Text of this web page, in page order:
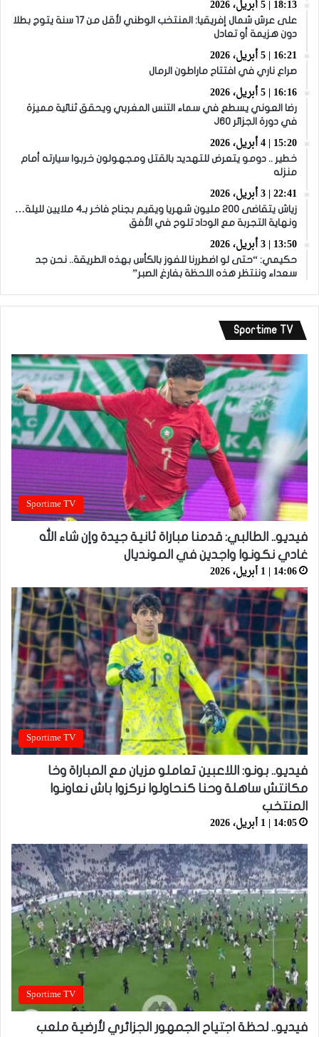
18:13 | 5 أبريل، 2026
على عرش شمال إفريقيا: المنتخب الوطني لأقل من 17 سنة يتوج بطلا
دون هزيمة أو تعادل
16:21 | 5 أبريل، 2026
صراع ناري في افتتاح ماراطون الرمال
16:16 | 5 أبريل، 2026
رضا العوني يسطع في سماء التنس المغربي ويحقق ثنائية مميزة
في دورة الجزائر J60
15:20 | 4 أبريل، 2026
خطير .. دومو يتعرض للتهديد بالقتل ومجهولون خربوا سيارته أمام
منزله
22:41 | 3 أبريل، 2026
زياش يتقاضى 200 مليون شهريا ويقيم بجناح فاخر بـ4 ملايين لليلة…
ونهاية التجربة مع الوداد تلوح في الأفق
13:50 | 3 أبريل، 2026
حكيمي: “حتى لو اضطررنا للفوز بالكأس بهذه الطريقة.. نحن جد
سعداء وننتظر هذه اللحظة بفارغ الصبر”
Sportime TV
Sportime TV
فيديو.. الطالبي: قدمنا مباراة ثانية جيدة وإن شاء الله
غادي نكونوا واجدين في المونديال
14:06 | 1 أبريل، 2026
Sportime TV
فيديو.. بونو: اللاعبين تعاملو مزيان مع المباراة وخا
مكانتش ساهلة وحنا كنحاولوا نركزوا باش نعاونوا
المنتخب
14:05 | 1 أبريل، 2026
Sportime TV
فيديو.. لحظة اجتياح الجمهور الجزائري لأرضية ملعب